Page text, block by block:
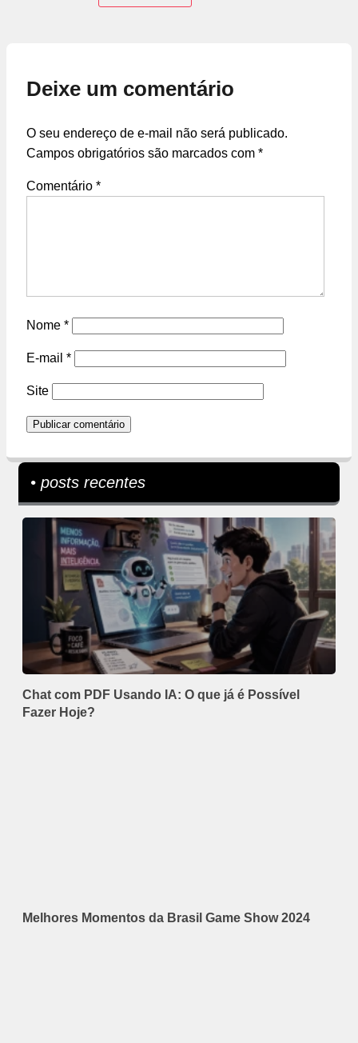
Deixe um comentário
O seu endereço de e-mail não será publicado.
Campos obrigatórios são marcados com *
Comentário *
Nome *
E-mail *
Site
• posts recentes
Chat com PDF Usando IA: O que já é Possível
Fazer Hoje?
Melhores Momentos da Brasil Game Show 2024